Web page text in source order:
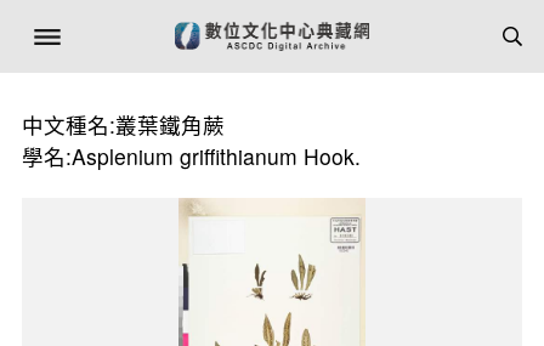
中文種名:叢葉鐵角蕨
學名:Asplenium griffithianum Hook.